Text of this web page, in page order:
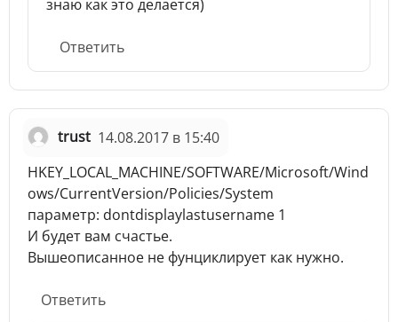
знаю как это делается)
Ответить
trust 14.08.2017 в 15:40
HKEY_LOCAL_MACHINE/SOFTWARE/Microsoft/Wind
ows/CurrentVersion/Policies/System
параметр: dontdisplaylastusername 1
И будет вам счастье.
Вышеописанное не фунциклирует как нужно.
Ответить